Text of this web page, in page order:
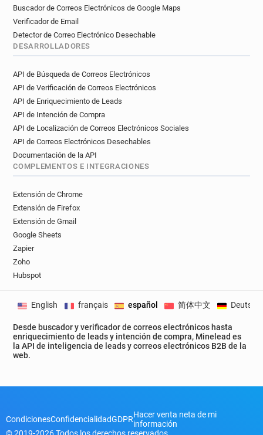
l*********@letelegramme.fr
p************@letelegramme.fr
d*****@letelegramme.fr
b************@letelegramme.fr
x************@letelegramme.fr
p**********@letelegramme.fr
h********@letelegramme.fr
r********@letelegramme.fr
j******@letelegramme.fr
q********@letelegramme.fr
y*********@letelegramme.fr
h*****@letelegramme.fr
r*********@letelegramme.fr
c********@letelegramme.fr
s*******@letelegramme.fr
q************@letelegramme.fr
g*****@letelegramme.fr
c*********@letelegramme.fr
s*****@letelegramme.fr
e*******@letelegramme.fr
h************@letelegramme.fr
Buscador de Correos Electrónicos de Google Maps
Verificador de Email
Detector de Correo Electrónico Desechable
DESARROLLADORES
API de Búsqueda de Correos Electrónicos
API de Verificación de Correos Electrónicos
API de Enriquecimiento de Leads
API de Intención de Compra
API de Localización de Correos Electrónicos Sociales
API de Correos Electrónicos Desechables
Documentación de la API
COMPLEMENTOS E INTEGRACIONES
Extensión de Chrome
Extensión de Firefox
Extensión de Gmail
Google Sheets
Zapier
Zoho
Hubspot
Desde buscador y verificador de correos electrónicos hasta
enriquecimiento de leads y intención de compra, Minelead es
la API de inteligencia de leads y correos electrónicos B2B de la
web.
English français español 简体中文 Deutsch
CondicionesConfidencialidadGDPRHacer venta neta de mi
información